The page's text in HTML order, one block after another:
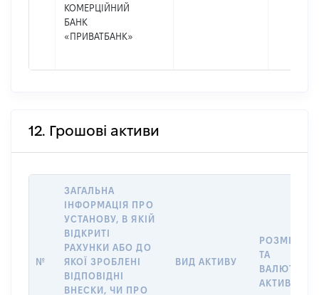
КОМЕРЦІЙНИЙ
БАНК
«ПРИВАТБАНК»
12. Грошові активи
№
ЗАГАЛЬНА
ІНФОРМАЦІЯ ПРО
УСТАНОВУ, В ЯКІЙ
ВІДКРИТІ
РАХУНКИ АБО ДО
ЯКОЇ ЗРОБЛЕНІ
ВІДПОВІДНІ
ВНЕСКИ, ЧИ ПРО
ВИД АКТИВУ
РОЗМІР
ТА
ВАЛЮТА
АКТИВУ